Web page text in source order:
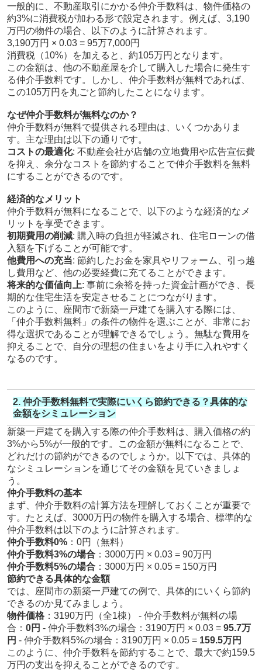
一般的に、不動産取引にかかる仲介手数料は、物件価格の
約3%に消費税が加わる形で設定されます。例えば、3,190
万円の物件の場合、以下のように計算されます。
3,190万円 × 0.03 = 95万7,000円
消費税（10%）を加えると、約105万円となります。
この金額は、他の不動産屋を介して購入した場合に発生す
る仲介手数料です。しかし、仲介手数料が無料であれば、
この105万円を丸ごと節約したことになります。
なぜ仲介手数料が無料なのか？
仲介手数料が無料で提供される理由は、いくつかありま
す。主な理由は以下の通りです。
コストの最適化: 不動産会社が店舗の立地費用や広告宣伝費
を抑え、余分なコストを節約することで仲介手数料を無料
にすることができるのです。
経済的なメリット
仲介手数料が無料になることで、以下のような経済的なメ
リットを享受できます。
初期費用の削減: 購入時の負担が軽減され、住宅ローンの借
入額を下げることが可能です。
他費用への充当: 節約したお金を家具やリフォーム、引っ越
し費用など、他の必要経費に充てることができます。
将来的な価値向上: 事前に余裕を持った資金計画ができ、長
期的な住宅生活を安定させることにつながります。
このように、座間市で新築一戸建てを購入する際には、
「仲介手数料無料」の条件の物件を選ぶことが、非常にお
得な選択であることが理解できるでしょう。無駄な費用を
抑えることで、自分の理想の住まいをより手に入れやすく
なるのです。
2. 仲介手数料無料で実際にいくら節約できる？具体的な
金額をシミュレーション
新築一戸建てを購入する際の仲介手数料は、購入価格の約
3%から5%が一般的です。この金額が無料になることで、
どれだけの節約ができるのでしょうか。以下では、具体的
なシミュレーションを通じてその金額を見ていきましょ
う。
仲介手数料の基本
まず、仲介手数料の計算方法を理解しておくことが重要で
す。たとえば、3000万円の物件を購入する場合、標準的な
仲介手数料は以下のように計算されます。
仲介手数料0%：0円（無料）
仲介手数料3%の場合：3000万円 × 0.03 = 90万円
仲介手数料5%の場合：3000万円 × 0.05 = 150万円
節約できる具体的な金額
では、座間市の新築一戸建ての例で、具体的にいくら節約
できるのか見てみましょう。
物件価格：3190万円（全1棟） - 仲介手数料が無料の場
合： 0円 - 仲介手数料3%の場合：3190万円 × 0.03 = 95.7万
円 - 仲介手数料5%の場合：3190万円 × 0.05 = 159.5万円
このように、仲介手数料を節約することで、最大で約159.5
万円の支出を抑えることができるのです。